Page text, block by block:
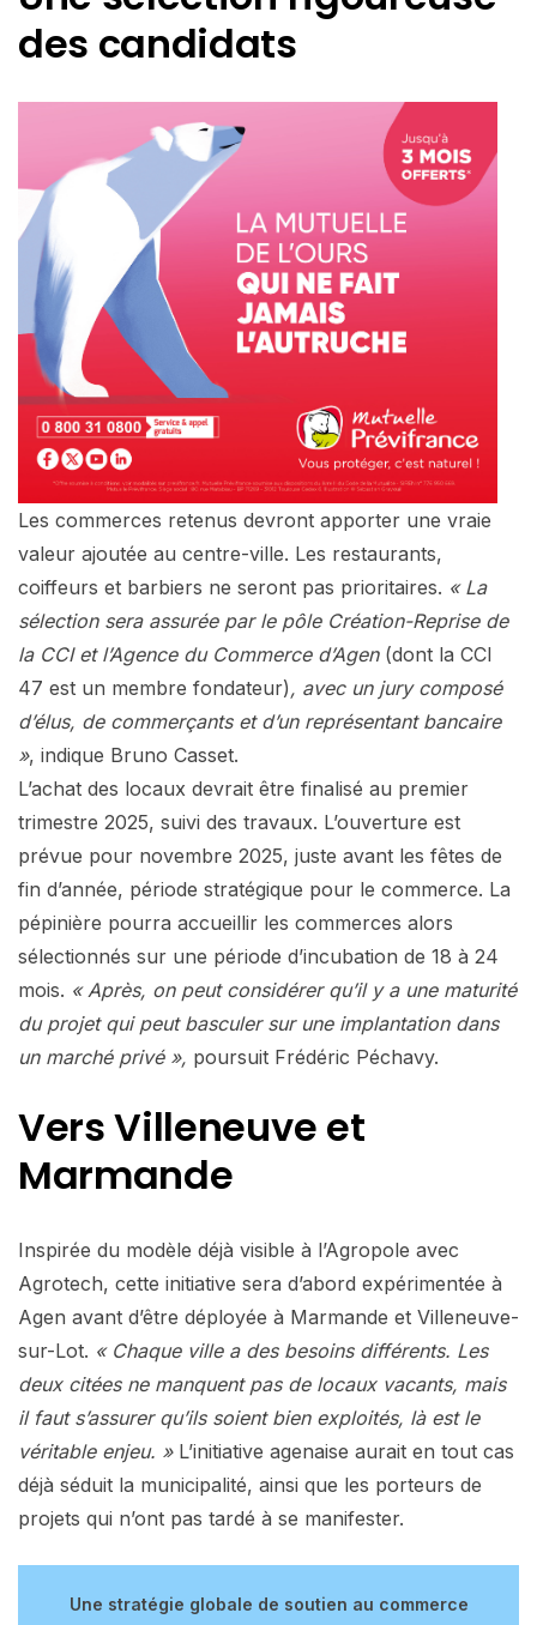
des candidats
Les commerces retenus devront apporter une vraie
valeur ajoutée au centre-ville. Les restaurants,
coiffeurs et barbiers ne seront pas prioritaires. « La
sélection sera assurée par le pôle Création-Reprise de
la CCI et l’Agence du Commerce d’Agen (dont la CCI
47 est un membre fondateur) , avec un jury composé
d’élus, de commerçants et d’un représentant bancaire
», indique Bruno Casset.
L’achat des locaux devrait être finalisé au premier
trimestre 2025, suivi des travaux. L’ouverture est
prévue pour novembre 2025, juste avant les fêtes de
fin d’année, période stratégique pour le commerce. La
pépinière pourra accueillir les commerces alors
sélectionnés sur une période d’incubation de 18 à 24
mois. « Après, on peut considérer qu’il y a une maturité
du projet qui peut basculer sur une implantation dans
un marché privé », poursuit Frédéric Péchavy.
Vers Villeneuve et
Marmande
Inspirée du modèle déjà visible à l’Agropole avec
Agrotech, cette initiative sera d’abord expérimentée à
Agen avant d’être déployée à Marmande et Villeneuve-
sur-Lot. « Chaque ville a des besoins différents. Les
deux citées ne manquent pas de locaux vacants, mais
il faut s’assurer qu’ils soient bien exploités, là est le
véritable enjeu. »L’initiative agenaise aurait en tout cas
déjà séduit la municipalité, ainsi que les porteurs de
projets qui n’ont pas tardé à se manifester.
Une stratégie globale de soutien au commerce